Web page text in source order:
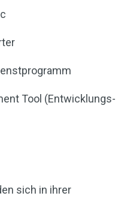
Tool (Entwicklungs-
sich in ihrer